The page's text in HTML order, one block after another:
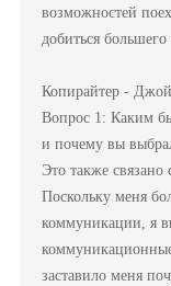
возможностей
добиться большего
Копирайтер -
Вопрос 1: Каким
и почему вы
Это также
Поскольку меня
коммуникации, я
коммуникационные
заставило меня